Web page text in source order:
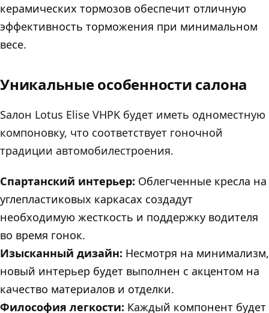
керамических тормозов обеспечит отличную
эффективность торможения при минимальном
весе.
Уникальные особенности салона
Sалон Lotus Elise VHPK будет иметь одноместную
компоновку, что соответствует гоночной
традиции автомобилестроения.
Спартанский интерьер: Облегченные кресла на
углепластиковых каркасах создадут
необходимую жесткость и поддержку водителя
во время гонок.
Изысканный дизайн: Несмотря на минимализм,
новый интерьер будет выполнен с акцентом на
качество материалов и отделки.
Философия легкости: Каждый компонент будет